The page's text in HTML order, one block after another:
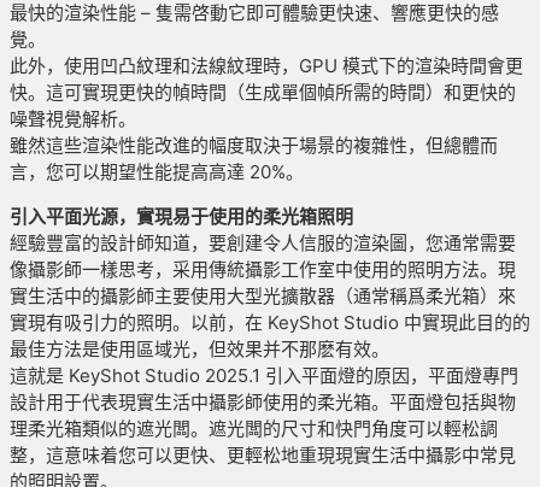
最快的渲染性能 – 隻需啓動它即可體驗更快速、響應更快的感
覺。
此外，使用凹凸紋理和法線紋理時，GPU 模式下的渲染時間會更
快。這可實現更快的幀時間（生成單個幀所需的時間）和更快的
噪聲視覺解析。
雖然這些渲染性能改進的幅度取決于場景的複雜性，但總體而
言，您可以期望性能提高高達 20%。
引入平面光源，實現易于使用的柔光箱照明
經驗豐富的設計師知道，要創建令人信服的渲染圖，您通常需要
像攝影師一樣思考，采用傳統攝影工作室中使用的照明方法。現
實生活中的攝影師主要使用大型光擴散器（通常稱爲柔光箱）來
實現有吸引力的照明。以前，在 KeyShot Studio 中實現此目的的
最佳方法是使用區域光，但效果并不那麽有效。
這就是 KeyShot Studio 2025.1 引入平面燈的原因，平面燈專門
設計用于代表現實生活中攝影師使用的柔光箱。平面燈包括與物
理柔光箱類似的遮光闆。遮光闆的尺寸和快門角度可以輕松調
整，這意味着您可以更快、更輕松地重現現實生活中攝影中常見
的照明設置。